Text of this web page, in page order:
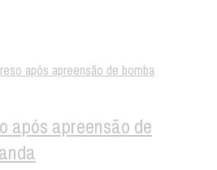
após apreensão de